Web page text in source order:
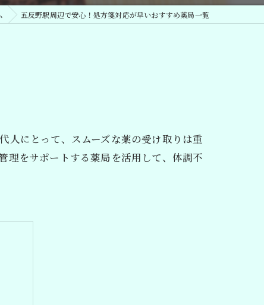
五反野駅周辺で安心！処方箋対応が早いおすすめ薬局一覧
人にとって、スムーズな薬の受け取りは重
理をサポートする薬局を活用して、体調不